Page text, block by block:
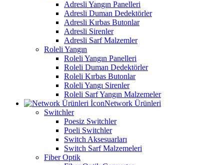
Adresli Yangın Panelleri
Adresli Duman Dedektörler
Adresli Kırbas Butonlar
Adresli Sirenler
Adresli Sarf Malzemler
Roleli Yangın
Roleli Yangın Panelleri
Roleli Duman Dedektörler
Roleli Kırbas Butonlar
Roleli Yangı Sirenler
Roleli Sarf Yangın Malzemeler
Network Ürünleri
Switchler
Poesiz Switchler
Poeli Switchler
Switch Aksesuarları
Switch Sarf Malzemeleri
Fiber Optik